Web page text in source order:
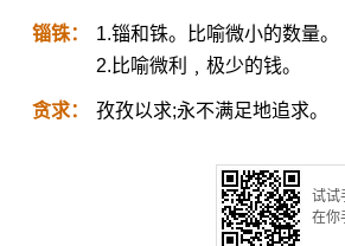
锱铢：
1.锱和铢。比喻微小的数量。
2.比喻微利﹐极少的钱。
贪求： 孜孜以求;永不满足地追求。
试试
在你